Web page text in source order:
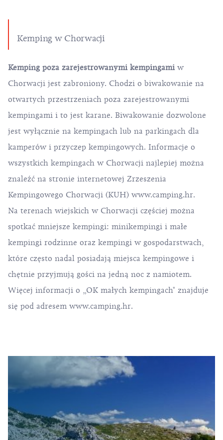
Kemping w Chorwacji
Kemping poza zarejestrowanymi kempingamiw
Chorwacji jest zabroniony. Chodzi o biwakowanie na
otwartych przestrzeniach poza zarejestrowanymi
kempingami i to jest karane. Biwakowanie dozwolone
jest wyłącznie na kempingach lub na parkingach dla
kamperów i przyczep kempingowych. Informacje o
wszystkich kempingach w Chorwacji najlepiej można
znaleźć na stronie internetowej Zrzeszenia
Kempingowego Chorwacji (KUH) www.camping.hr.
Na terenach wiejskich w Chorwacji częściej można
spotkać mniejsze kempingi: minikempingi i małe
kempingi rodzinne oraz kempingi w gospodarstwach,
które często nadal posiadają miejsca kempingowe i
chętnie przyjmują gości na jedną noc z namiotem.
Więcej informacji o „OK małych kempingach" znajduje
się pod adresem www.camping.hr.